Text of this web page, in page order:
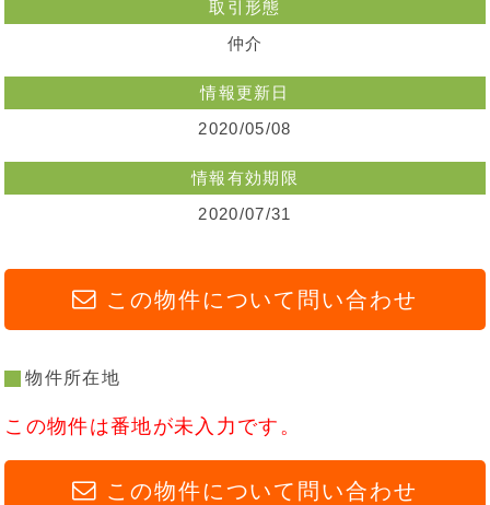
取引形態
仲介
情報更新日
2020/05/08
情報有効期限
2020/07/31
この物件について問い合わせ
物件所在地
この物件は番地が未入力です。
この物件について問い合わせ